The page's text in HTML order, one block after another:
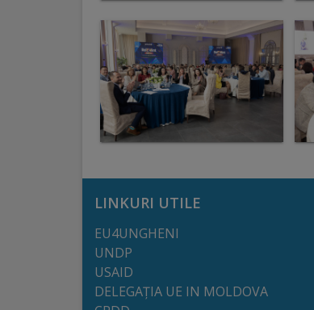
specialitate
Regulamentul
Consiliului
integritateLINKURI UTILE
EU4UNGHENI
UNDP
USAID
DELEGAȚIA UE IN MOLDOVA